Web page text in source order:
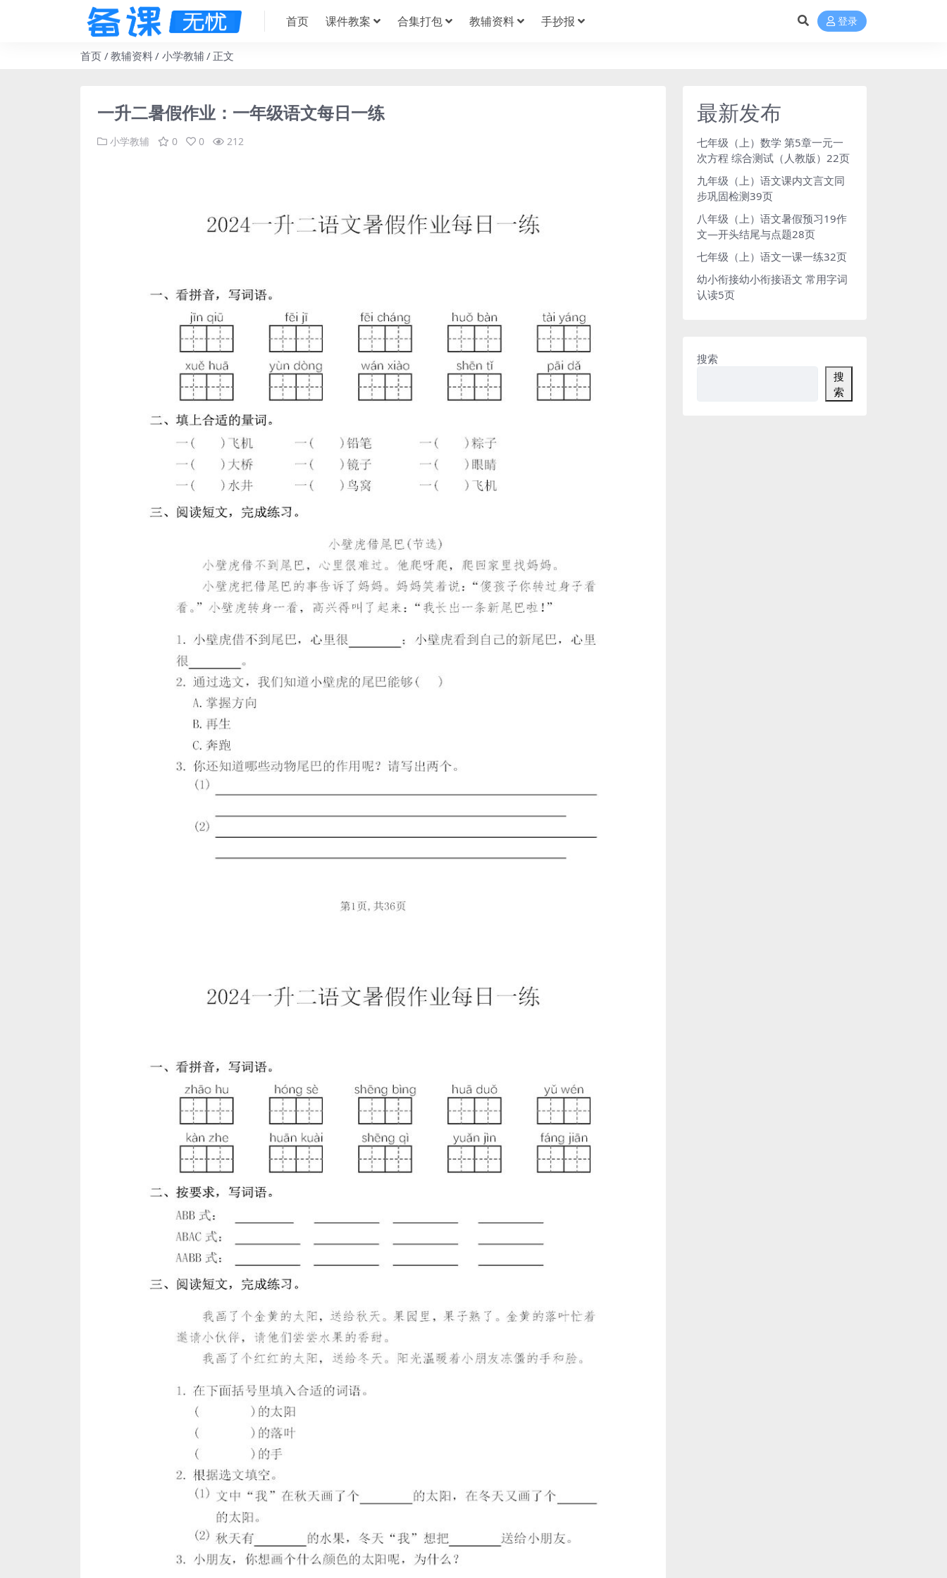
首页 课件教案 合集打包 教辅资料 手抄报 登录
首页 教辅资料 小学教辅 正文
一升二暑假作业：一年级语文每日一练
小学教辅 0 0 212
最新发布
七年级（上）数学 第5章一元一
次方程 综合测试（人教版）22页
九年级（上）语文课内文言文同
步巩固检测39页
八年级（上）语文暑假预习19作
文—开头结尾与点题28页
七年级（上）语文一课一练32页
幼小衔接幼小衔接语文 常用字词
认读5页
搜索
搜
索